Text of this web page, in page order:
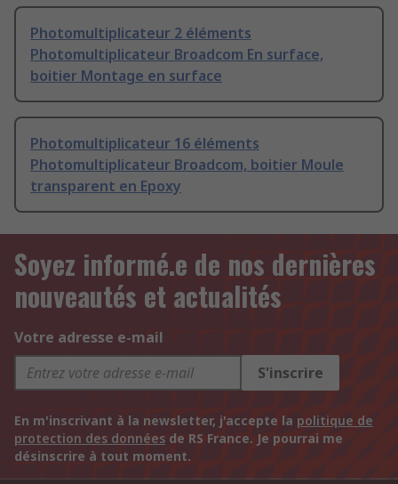
Photomultiplicateur 2 éléments
Photomultiplicateur Broadcom En surface,
boitier Montage en surface
Photomultiplicateur 16 éléments
Photomultiplicateur Broadcom, boitier Moule
transparent en Epoxy
Soyez informé.e de nos dernières
nouveautés et actualités
Votre adresse e-mail
S'inscrire
En m'inscrivant à la newsletter, j'accepte la politique de
protection des données de RS France. Je pourrai me
désinscrire à tout moment.